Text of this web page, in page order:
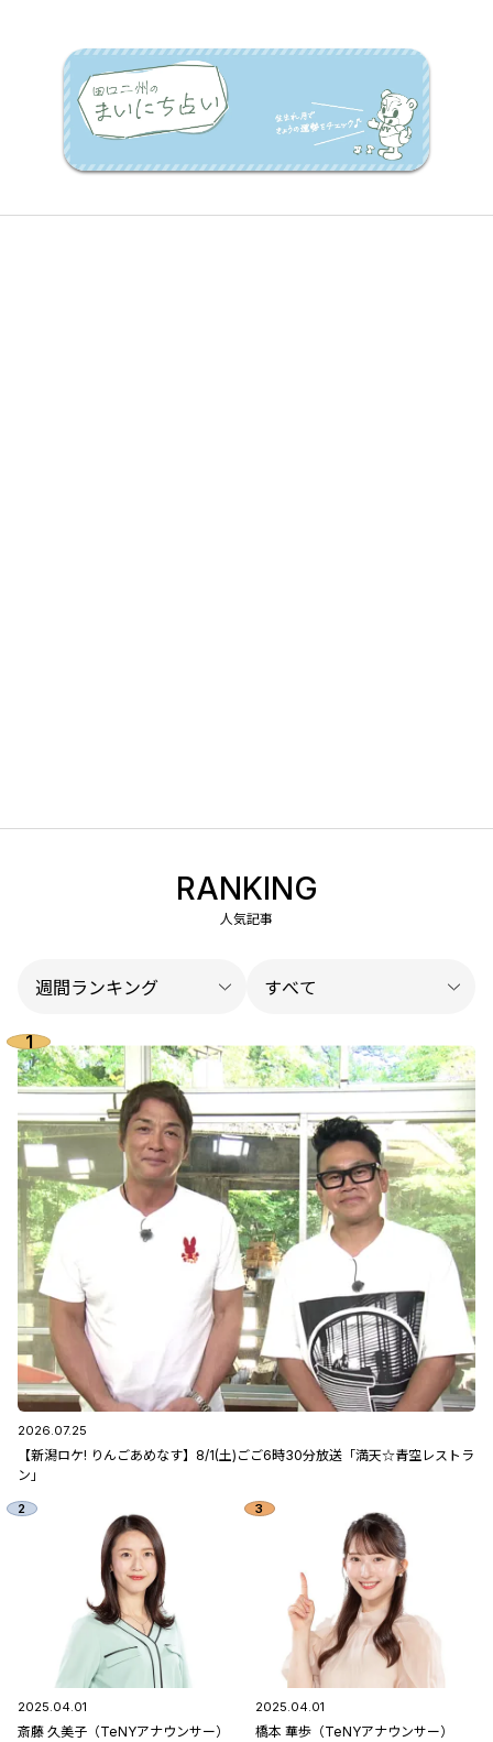
RANKING
人気記事
2026.07.25
【新潟ロケ! りんごあめなす】8/1(土)ごご6時30分放送「満天☆青空レストラ
ン」
2025.04.01
斎藤 久美子（TeNYアナウンサー）
2025.04.01
橋本 華歩（TeNYアナウンサー）